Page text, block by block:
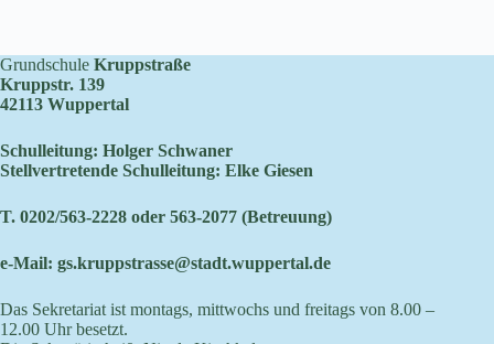
Grundschule Kruppstraße
Kruppstr. 139
42113 Wuppertal
Schulleitung: Holger Schwaner
Stellvertretende Schulleitung: Elke Giesen
T. 0202/563-2228 oder 563-2077 (Betreuung)
e-Mail: gs.kruppstrasse@stadt.wuppertal.de
Das Sekretariat ist montags, mittwochs und freitags von 8.00 –
12.00 Uhr besetzt.